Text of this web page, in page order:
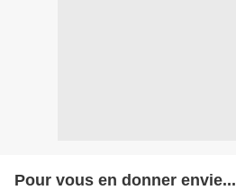
Pour vous en donner envie...